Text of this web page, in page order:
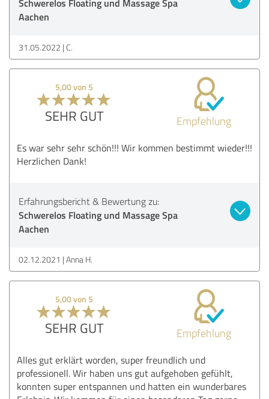
Aachen
31.05.2022 C.
5,00 von 5
SEHR GUT Empfehlung
Es war sehr sehr schön!!! Wir kommen bestimmt wieder!!!
Herzlichen Dank!
Erfahrungsbericht & Bewertung zu:
Schwerelos Floating und Massage Spa
Aachen
02.12.2021 Anna H.
5,00 von 5
SEHR GUT Empfehlung
Alles gut erklärt worden, super freundlich und
professionell. Wir haben uns gut aufgehoben gefühlt,
konnten super entspannen und hatten ein wunderbares